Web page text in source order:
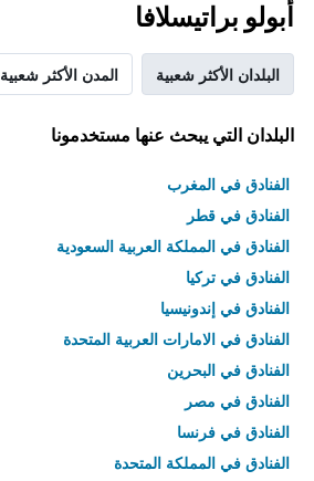
أبولو براتيسلافا
البلدان الأكثر شعبية المدن الأكثر شعبية
البلدان التي يبحث عنها مستخدمونا
الفنادق في المغرب
الفنادق في قطر
الفنادق في المملكة العربية السعودية
الفنادق في تركيا
الفنادق في إندونيسيا
الفنادق في الامارات العربية المتحدة
الفنادق في البحرين
الفنادق في مصر
الفنادق في فرنسا
الفنادق في المملكة المتحدة